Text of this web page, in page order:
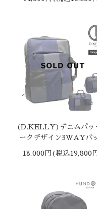
(D.KELLY)デニムパッ
ークデザイン3WAYバ
18,000円(税込19,800